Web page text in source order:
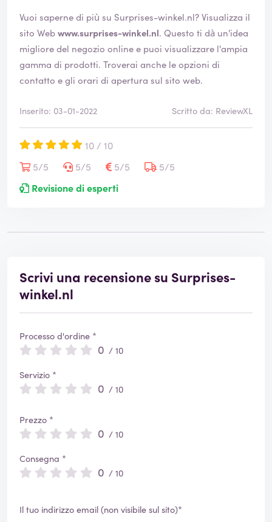
Vuoi saperne di più su Surprises-winkel.nl? Visualizza il
sito Webwww.surprises-winkel.nl. Questo ti dà un'idea
migliore del negozio online e puoi visualizzare l'ampia
gamma di prodotti. Troverai anche le opzioni di
contatto e gli orari di apertura sul sito web.
Inserito: 03-01-2022 Scritto da: ReviewXL
10 / 10
5/5
5/5 5/5
5/5
Revisione di esperti
Scrivi una recensione su Surprises-
winkel.nl
Processo d'ordine *
0 / 10
Servizio *
0 / 10
Prezzo *
0 / 10
Consegna *
0 / 10
Il tuo indirizzo email (non visibile sul sito)*